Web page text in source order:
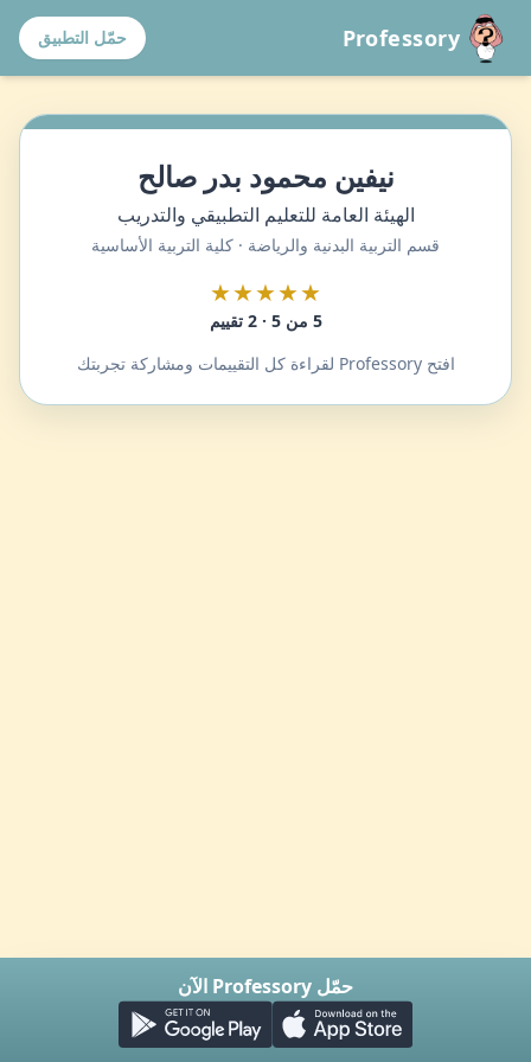
Professory حمّل التطبيق
نيفين محمود بدر صالح
الهيئة العامة للتعليم التطبيقي والتدريب
قسم التربية البدنية والرياضة · كلية التربية الأساسية
★★★★★
5 من 5 · 2 تقييم
افتح Professory لقراءة كل التقييمات ومشاركة تجربتك
حمّل Professory الآن